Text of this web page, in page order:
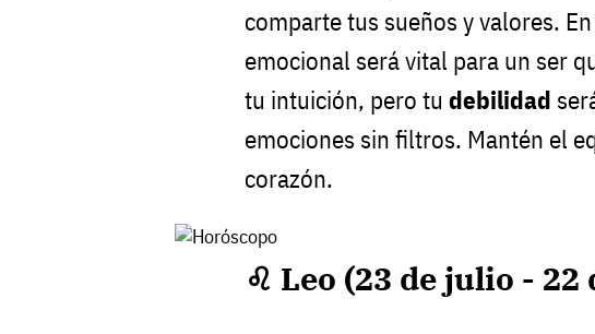
comparte tus sueños y valores. En
emocional será vital para un ser
tu intuición, pero tu debilidad
emociones sin filtros. Mantén el
corazón.
♌ Leo (23 de julio - 22